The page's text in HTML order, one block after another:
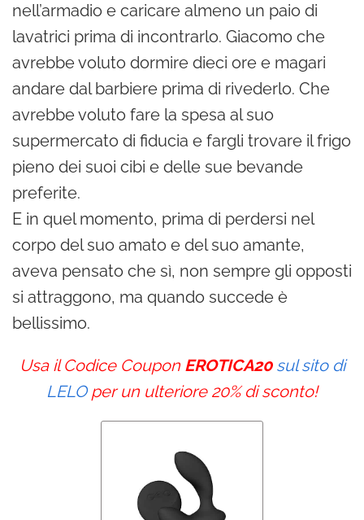
nell’armadio e caricare almeno un paio di
lavatrici prima di incontrarlo. Giacomo che
avrebbe voluto dormire dieci ore e magari
andare dal barbiere prima di rivederlo. Che
avrebbe voluto fare la spesa al suo
supermercato di fiducia e fargli trovare il frigo
pieno dei suoi cibi e delle sue bevande
preferite.
E in quel momento, prima di perdersi nel
corpo del suo amato e del suo amante,
aveva pensato che sì, non sempre gli opposti
si attraggono, ma quando succede è
bellissimo.
Usa il Codice Coupon EROTICA20 sul sito di
LELOper un ulteriore 20% di sconto!